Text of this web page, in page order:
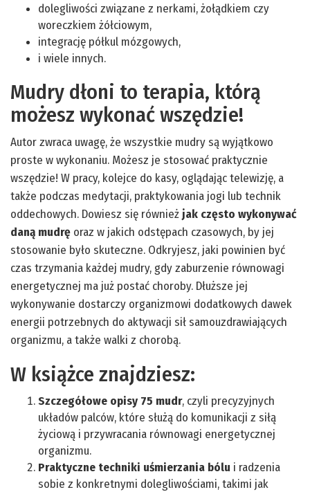
dolegliwości związane z nerkami, żołądkiem czy
woreczkiem żółciowym,
integrację półkul mózgowych,
i wiele innych.
Mudry dłoni to terapia, którą
możesz wykonać wszędzie!
Autor zwraca uwagę, że wszystkie mudry są wyjątkowo
proste w wykonaniu. Możesz je stosować praktycznie
wszędzie! W pracy, kolejce do kasy, oglądając telewizję, a
także podczas medytacji, praktykowania jogi lub technik
oddechowych. Dowiesz się również jak często wykonywać
daną mudrę oraz w jakich odstępach czasowych, by jej
stosowanie było skuteczne. Odkryjesz, jaki powinien być
czas trzymania każdej mudry, gdy zaburzenie równowagi
energetycznej ma już postać choroby. Dłuższe jej
wykonywanie dostarczy organizmowi dodatkowych dawek
energii potrzebnych do aktywacji sił samouzdrawiających
organizmu, a także walki z chorobą.
W książce znajdziesz:
Szczegółowe opisy 75 mudr, czyli precyzyjnych
układów palców, które służą do komunikacji z siłą
życiową i przywracania równowagi energetycznej
organizmu.
Praktyczne techniki uśmierzania bólu i radzenia
sobie z konkretnymi dolegliwościami, takimi jak